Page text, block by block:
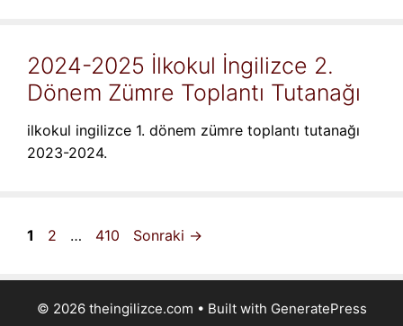
2024-2025 İlkokul İngilizce 2.
Dönem Zümre Toplantı Tutanağı
ilkokul ingilizce 1. dönem zümre toplantı tutanağı
2023-2024.
Sayfa
1 Sayfa
2 … Sayfa
410 Sonraki →
© 2026 theingilizce.com • Built with GeneratePress